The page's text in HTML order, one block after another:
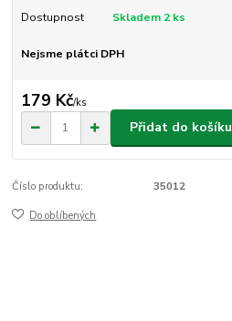
Dostupnost Skladem 2 ks
Nejsme plátci DPH
179 Kč/ks
Přidat do košíku
Číslo produktu: 35012
Do oblíbených